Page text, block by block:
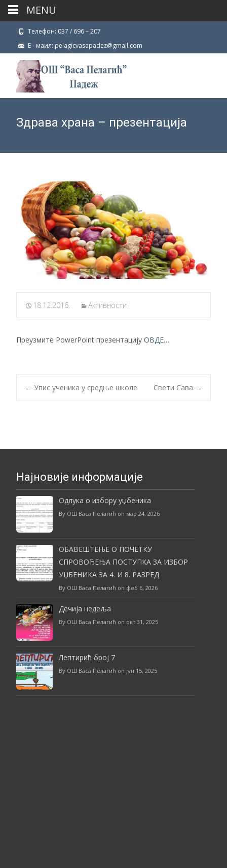
Телефон: 037 / 696 – 207
Е - маил: pelagicvasapadez@gmail.com
Здрава храна – презентација
18.12.2016. Активности
Преузмите PowerPoint презентацију ОВДЕ…
Post
← Упис ученика у средње школе Свети Сава →
Најновије информације
Одлука о избору уџбеника
By ОШ Васа Пелагић on мар 24, 2026
ОБАВЕШТЕЊЕ О ПОЧЕТКУ
СПРОВОЂЕЊА ПОСТУПКА ЗА ИЗБОР
УЏБЕНИКА ЗА 4. И 8. РАЗРЕД
By ОШ Васа Пелагић on феб 6, 2026
Дечија недеља
By ОШ Васа Пелагић on окт 31, 2025
Лептирић број 7
By ОШ Васа Пелагић on јун 15, 2025
MENU